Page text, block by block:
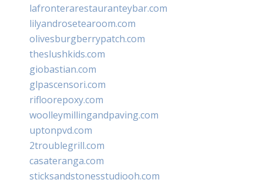
lafronterarestauranteybar.com
lilyandrosetearoom.com
olivesburgberrypatch.com
theslushkids.com
giobastian.com
glpascensori.com
rifloorepoxy.com
woolleymillingandpaving.com
uptonpvd.com
2troublegrill.com
casateranga.com
sticksandstonesstudiooh.com